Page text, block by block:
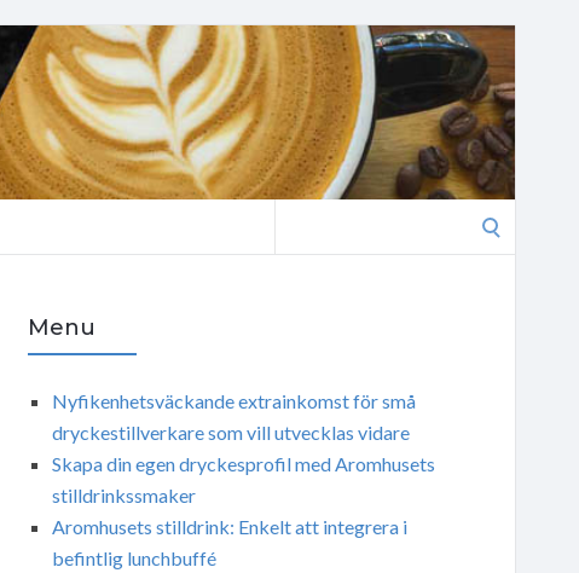
Menu
Nyfikenhetsväckande extrainkomst för små
dryckestillverkare som vill utvecklas vidare
Skapa din egen dryckesprofil med Aromhusets
stilldrinkssmaker
Aromhusets stilldrink: Enkelt att integrera i
befintlig lunchbuffé